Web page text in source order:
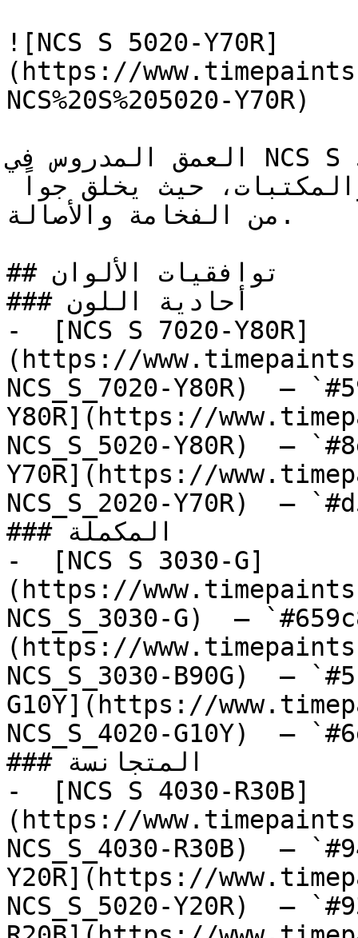
![NCS S 5020-Y70R]
(https://
NCS%20S%205020-Y70R)
العمق المدروس في NCS S 5020-Y70R يجعله الخيار
من الفخامة والأصالة.
## توافقيات الألوان
### أحادية اللون
-  [NCS S 7020-Y80R]
(https://
NCS_S_7020-Y80R)  —
Y80R](https://
NCS_S_5020-Y80R)  —
Y70R](https://
NCS_S_2020-Y70R)  —
### المكملة
-  [NCS S 3030-G]
(https://
NCS_S_3030-G)  —
(https://
NCS_S_3030-B90G)  —
G10Y](https://
NCS_S_4020-G10Y)  —
### المتجانسة
-  [NCS S 4030-R30B]
(https://
NCS_S_4030-R30B)  —
Y20R](https://
NCS_S_5020-Y20R)  —